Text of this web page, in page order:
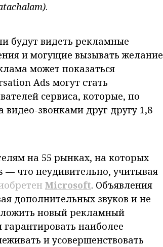
).
будут видеть рекламные
и могущие вызывать желание
может показаться
Ads могут стать
сервиса, которые, по
звонками друг другу 1,8
на 55 рынках, на которых
— что неудивительно, учитывая
Microsoft. Объявления
дополнительных звуков и не
новый рекламный
гарантировать наиболее
и усовершенствовать